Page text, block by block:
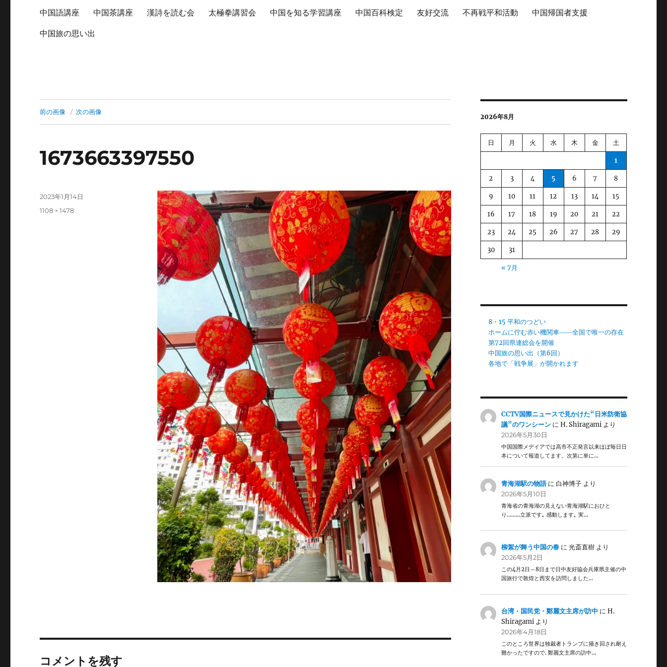
中国語講座 中国茶講座 漢詩を読む会 太極拳講習会 中国を知る学習講座 中国百科検定 友好交流 不再戦平和活動 中国帰国者支援
中国旅の思い出
前の画像 次の画像
1673663397550
投
2023年1月14日
フ
1108 × 1478
コメントを残す
2026年8月
日 月 火 水 木 金 土
1
2 3 4 5 6 7 8
9 10 11 12 13 14 15
16 17 18 19 20 21 22
23 24 25 26 27 28 29
30 31
« 7月
8・15 平和のつどい
ホームに佇む赤い機関車――全国で唯一の存在
第72回県連総会を開催
中国旅の思い出（第6回）
各地で「戦争展」が開かれます
CCTV国際ニュースで見かけた“日米防衛協
議”のワンシーン にH. Shiragami より
2026年5月30日
中国国際メデイアでは高市不正発言以来ほぼ毎日日
本について報道してます。次第に単に…
青海湖駅の物語に 白神博子 より
2026年5月10日
青海省の青海湖の見えない青海湖駅におひと
り………立派です｡ 感動します｡ 実…
柳絮が舞う中国の春 に光斎直樹 より
2026年5月2日
この4月2日～8日まで日中友好協会兵庫県主催の中
国旅行で敦煌と西安を訪問しました…
台湾・国民党・鄭麗文主席が訪中 にH.
Shiragami より
2026年4月18日
このところ世界は独裁者トランプに掻き回され耐え
難かったですので､鄭麗文主席の訪中…